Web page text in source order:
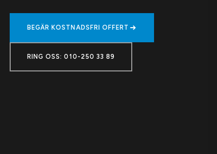
BEGÄR KOSTNADSFRI OFFERT
RING OSS: 010-250 33 89